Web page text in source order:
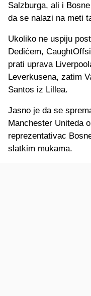
Salzburga, ali i
da se nalazi na meti
Ukoliko ne uspiju
Dedićem,
prati uprava
Leverkusena, zatim
Santos iz Lillea.
Jasno je da se
Manchester Uniteda
reprezentativac
slatkim mukama.